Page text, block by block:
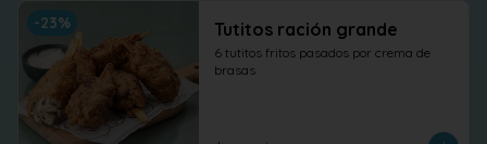
-23% Tutitos ración grande
6 tutitos fritos pasados por crema de
brasas